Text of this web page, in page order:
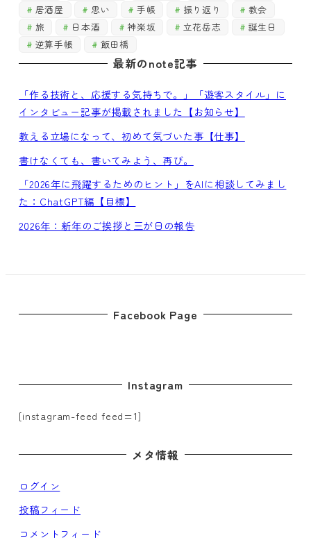
居酒屋
思い 手帳 振り返り
教会
旅
日本酒 神楽坂 立花岳志
誕生日
逆算手帳
飯田橋
最新のnote記事
「作る技術と、応援する気持ちで。」「遊客スタイル」に
インタビュー記事が掲載されました【お知らせ】
教える立場になって、初めて気づいた事【仕事】
書けなくても、書いてみよう、再び。
「2026年に飛躍するためのヒント」をAIに相談してみまし
た：ChatGPT編【目標】
2026年：新年のご挨拶と三が日の報告
Facebook Page
Instagram
[instagram-feed feed=1]
メタ情報
ログイン
投稿フィード
コメントフィード